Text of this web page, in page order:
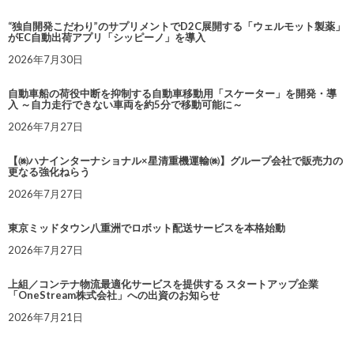
“独自開発こだわり”のサプリメントでD2C展開する「ウェルモット製薬」
がEC自動出荷アプリ「シッピーノ」を導入
2026年7月30日
自動車船の荷役中断を抑制する自動車移動用「スケーター」を開発・導
入 ～自力走行できない車両を約5分で移動可能に～
2026年7月27日
【㈱ハナインターナショナル×星清重機運輸㈱】グループ会社で販売力の
更なる強化ねらう
2026年7月27日
東京ミッドタウン八重洲でロボット配送サービスを本格始動
2026年7月27日
上組／コンテナ物流最適化サービスを提供する スタートアップ企業
「OneStream株式会社」への出資のお知らせ
2026年7月21日